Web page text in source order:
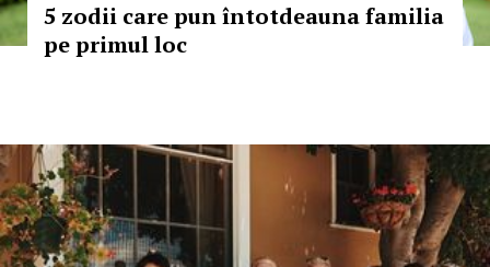
5 zodii care pun întotdeauna familia
pe primul loc